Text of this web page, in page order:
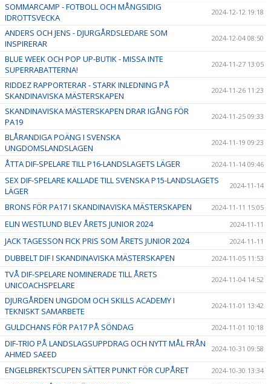
SOMMARCAMP - FOTBOLL OCH MÅNGSIDIG
IDROTTSVECKA
2024-12-12 19:18
ANDERS OCH JENS - DJURGÅRDSLEDARE SOM
INSPIRERAR
2024-12-04 08:50
BLUE WEEK OCH POP UP-BUTIK - MISSA INTE
SUPERRABATTERNA!
2024-11-27 13:05
RIDDEZ RAPPORTERAR - STARK INLEDNING PÅ
SKANDINAVISKA MÄSTERSKAPEN
2024-11-26 11:23
SKANDINAVISKA MÄSTERSKAPEN DRAR IGÅNG FÖR
PA19
2024-11-25 09:33
BLÅRANDIGA POÄNG I SVENSKA
UNGDOMSLANDSLAGEN
2024-11-19 09:23
ÅTTA DIF-SPELARE TILL P16-LANDSLAGETS LÄGER 2024-11-14 09:46
SEX DIF-SPELARE KALLADE TILL SVENSKA P15-LANDSLAGETS
LÄGER
2024-11-14
BRONS FÖR PA17 I SKANDINAVISKA MÄSTERSKAPEN 2024-11-11 15:05
ELIN WESTLUND BLEV ÅRETS JUNIOR 2024 2024-11-11
JACK TAGESSON FICK PRIS SOM ÅRETS JUNIOR 2024 2024-11-11
DUBBELT DIF I SKANDINAVISKA MÄSTERSKAPEN 2024-11-05 11:53
TVÅ DIF-SPELARE NOMINERADE TILL ÅRETS
UNICOACHSPELARE
2024-11-04 14:52
DJURGÅRDEN UNGDOM OCH SKILLS ACADEMY I
TEKNISKT SAMARBETE
2024-11-01 13:42
GULDCHANS FÖR PA17 PÅ SÖNDAG 2024-11-01 10:18
DIF-TRIO PÅ LANDSLAGSUPPDRAG OCH NYTT MÅL FRÅN
AHMED SAEED
2024-10-31 09:58
ENGELBREKTSCUPEN SÄTTER PUNKT FÖR CUPÅRET 2024-10-30 13:34